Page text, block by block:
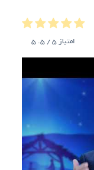
امتیاز 5
/ 5.
5